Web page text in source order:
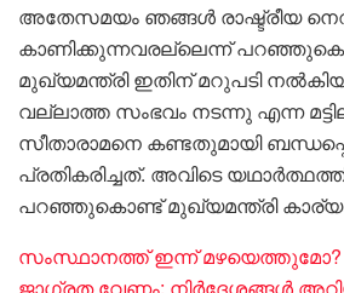
അതേസമയം ഞങ്ങൾ രാഷ്ട്രീയ
കാണിക്കുന്നവരല്ലെന്ന്
മുഖ്യമന്ത്രി ഇതിന് മറുപടി
വല്ലാത്ത സംഭവം നടന്നു എന്ന
സീതാരാമനെ കണ്ടതുമായി
പ്രതികരിച്ചത്. അവിടെ
പറഞ്ഞുകൊണ്ട് മുഖ്യമന്ത്രി
സംസ്ഥാനത്ത് ഇന്ന് മഴയെത്തുമോ?
ജാഗ്രത വേണം; നിര്‍ദേശങ്ങള്‍